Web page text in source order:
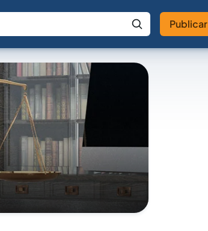
com a IA Buscar no Jus
Publicar